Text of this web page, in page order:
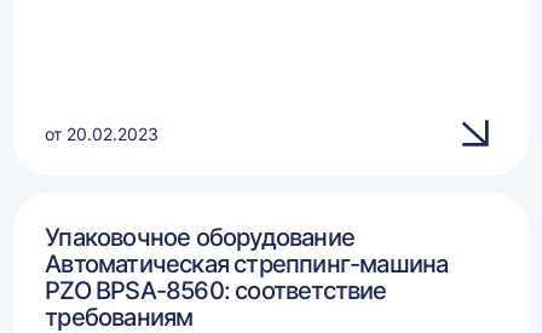
от 20.02.2023
Упаковочное оборудование
Автоматическая стреппинг-машина
PZO BPSA-8560: соответствие
требованиям